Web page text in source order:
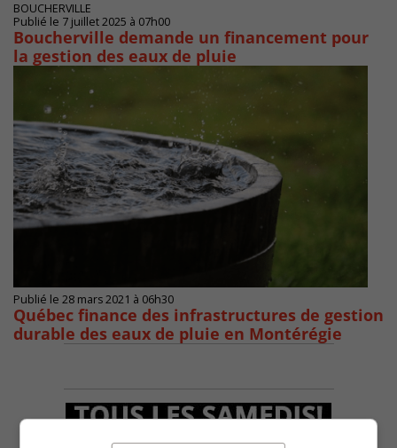
BOUCHERVILLE
Publié le 7 juillet 2025 à 07h00
Boucherville demande un financement pour
la gestion des eaux de pluie
Publié le 28 mars 2021 à 06h30
Québec finance des infrastructures de gestion
durable des eaux de pluie en Montérégie